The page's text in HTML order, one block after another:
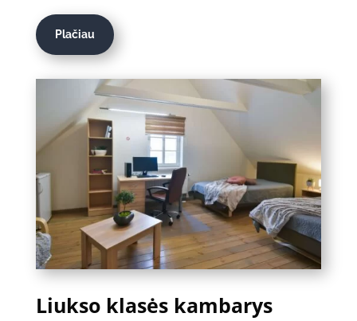
Plačiau
Liukso klasės kambarys